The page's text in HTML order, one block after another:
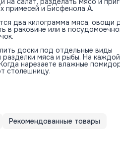
примесей и Бисфенола А.
два килограмма мяса, овощи
в раковине или в
доски под отдельные виды
мяса и рыбы. На
нарезаете влажные
столешницу.
Рекомендованные товары